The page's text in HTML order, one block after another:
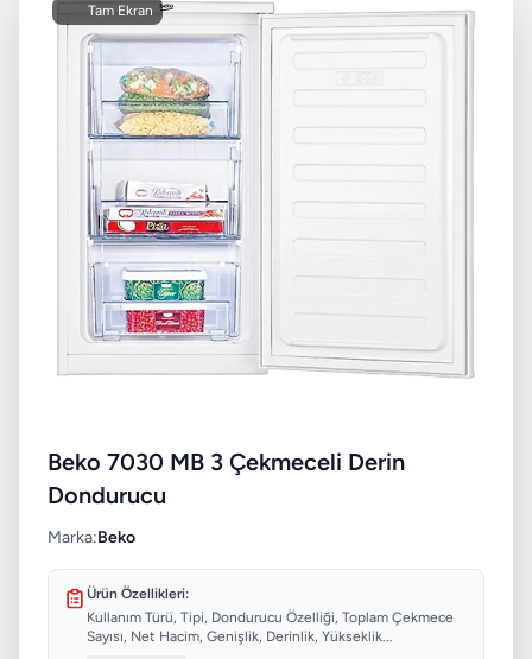
Tam Ekran
Beko 7030 MB 3 Çekmeceli Derin
Dondurucu
Marka:Beko
Ürün Özellikleri:
Kullanım Türü, Tipi, Dondurucu Özelliği, Toplam Çekmece
Sayısı, Net Hacim, Genişlik, Derinlik, Yükseklik...